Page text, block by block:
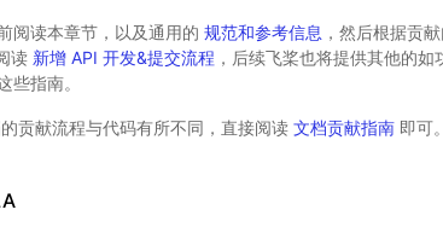
阅读本章节，以及通用的 规范和参考信息 ，然后根据贡
读 新增 API 开发&提交流程 ，后续飞桨也将提供其他的
些指南。
贡献流程与代码有所不同，直接阅读 文档贡献指南即可。